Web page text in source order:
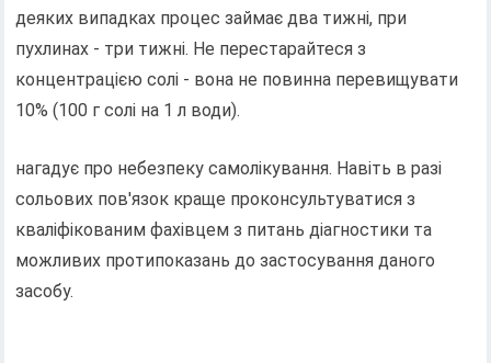
деяких випадках процес займає два тижні, при
пухлинах - три тижні. Не перестарайтеся з
концентрацією солі - вона не повинна перевищувати
10% (100 г солі на 1 л води).
нагадує про небезпеку самолікування. Навіть в разі
сольових пов'язок краще проконсультуватися з
кваліфікованим фахівцем з питань діагностики та
можливих протипоказань до застосування даного
засобу.